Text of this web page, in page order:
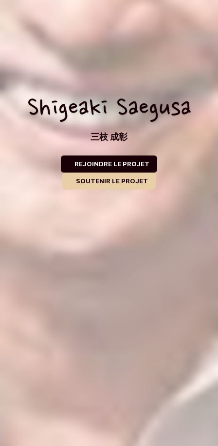
Shigeaki Saegusa
三枝 成彰
REJOINDRE LE PROJET
SOUTENIR LE PROJET